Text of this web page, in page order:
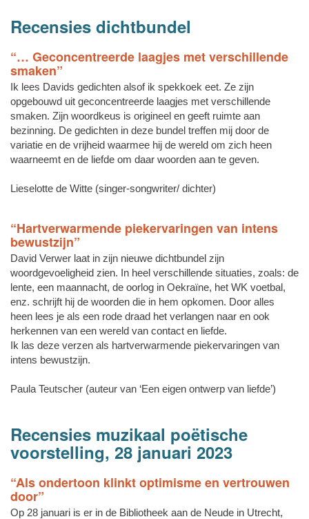
Recensies dichtbundel
“… Geconcentreerde laagjes met verschillende
smaken”
Ik lees Davids gedichten alsof ik spekkoek eet. Ze zijn
opgebouwd uit geconcentreerde laagjes met verschillende
smaken. Zijn woordkeus is origineel en geeft ruimte aan
bezinning. De gedichten in deze bundel treffen mij door de
variatie en de vrijheid waarmee hij de wereld om zich heen
waarneemt en de liefde om daar woorden aan te geven.
Lieselotte de Witte (singer-songwriter/ dichter)
“Hartverwarmende piekervaringen van intens
bewustzijn”
David Verwer laat in zijn nieuwe dichtbundel zijn
woordgevoeligheid zien. In heel verschillende situaties, zoals: de
lente, een maannacht, de oorlog in Oekraïne, het WK voetbal,
enz. schrijft hij de woorden die in hem opkomen. Door alles
heen lees je als een rode draad het verlangen naar en ook
herkennen van een wereld van contact en liefde.
Ik las deze verzen als hartverwarmende piekervaringen van
intens bewustzijn.
Paula Teutscher (auteur van ‘Een eigen ontwerp van liefde’)
Recensies muzikaal poëtische
voorstelling, 28 januari 2023
“Als ondertoon klinkt optimisme en vertrouwen
door”
Op 28 januari is er in de Bibliotheek aan de Neude in Utrecht,